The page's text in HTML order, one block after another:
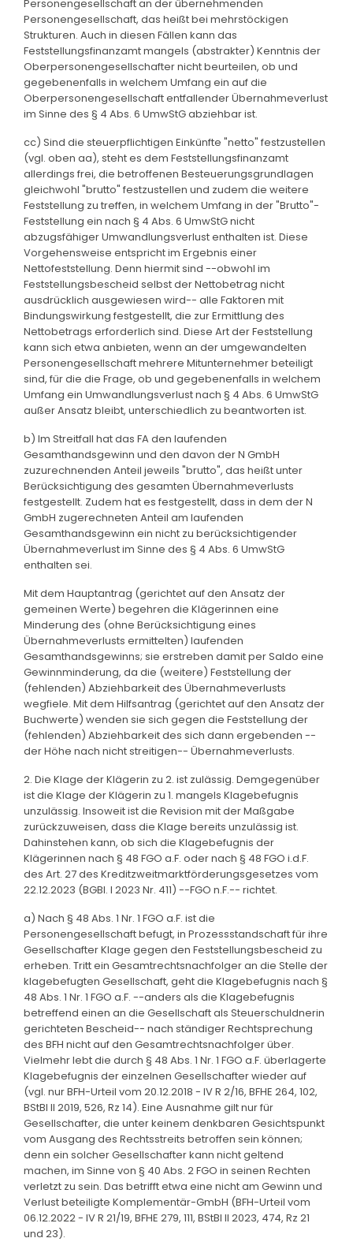
Personengesellschaft an der übernehmenden
Personengesellschaft, das heißt bei mehrstöckigen
Strukturen. Auch in diesen Fällen kann das
Feststellungsfinanzamt mangels (abstrakter) Kenntnis der
Oberpersonengesellschafter nicht beurteilen, ob und
gegebenenfalls in welchem Umfang ein auf die
Oberpersonengesellschaft entfallender Übernahmeverlust
im Sinne des § 4 Abs. 6 UmwStG abziehbar ist.
cc) Sind die steuerpflichtigen Einkünfte "netto" festzustellen
(vgl. oben aa), steht es dem Feststellungsfinanzamt
allerdings frei, die betroffenen Besteuerungsgrundlagen
gleichwohl "brutto" festzustellen und zudem die weitere
Feststellung zu treffen, in welchem Umfang in der "Brutto"-
Feststellung ein nach § 4 Abs. 6 UmwStG nicht
abzugsfähiger Umwandlungsverlust enthalten ist. Diese
Vorgehensweise entspricht im Ergebnis einer
Nettofeststellung. Denn hiermit sind --obwohl im
Feststellungsbescheid selbst der Nettobetrag nicht
ausdrücklich ausgewiesen wird-- alle Faktoren mit
Bindungswirkung festgestellt, die zur Ermittlung des
Nettobetrags erforderlich sind. Diese Art der Feststellung
kann sich etwa anbieten, wenn an der umgewandelten
Personengesellschaft mehrere Mitunternehmer beteiligt
sind, für die die Frage, ob und gegebenenfalls in welchem
Umfang ein Umwandlungsverlust nach § 4 Abs. 6 UmwStG
außer Ansatz bleibt, unterschiedlich zu beantworten ist.
b) Im Streitfall hat das FA den laufenden
Gesamthandsgewinn und den davon der N GmbH
zuzurechnenden Anteil jeweils "brutto", das heißt unter
Berücksichtigung des gesamten Übernahmeverlusts
festgestellt. Zudem hat es festgestellt, dass in dem der N
GmbH zugerechneten Anteil am laufenden
Gesamthandsgewinn ein nicht zu berücksichtigender
Übernahmeverlust im Sinne des § 4 Abs. 6 UmwStG
enthalten sei.
Mit dem Hauptantrag (gerichtet auf den Ansatz der
gemeinen Werte) begehren die Klägerinnen eine
Minderung des (ohne Berücksichtigung eines
Übernahmeverlusts ermittelten) laufenden
Gesamthandsgewinns; sie erstreben damit per Saldo eine
Gewinnminderung, da die (weitere) Feststellung der
(fehlenden) Abziehbarkeit des Übernahmeverlusts
wegfiele. Mit dem Hilfsantrag (gerichtet auf den Ansatz der
Buchwerte) wenden sie sich gegen die Feststellung der
(fehlenden) Abziehbarkeit des sich dann ergebenden --
der Höhe nach nicht streitigen-- Übernahmeverlusts.
2. Die Klage der Klägerin zu 2. ist zulässig. Demgegenüber
ist die Klage der Klägerin zu 1. mangels Klagebefugnis
unzulässig. Insoweit ist die Revision mit der Maßgabe
zurückzuweisen, dass die Klage bereits unzulässig ist.
Dahinstehen kann, ob sich die Klagebefugnis der
Klägerinnen nach § 48 FGO a.F. oder nach § 48 FGO i.d.F.
des Art. 27 des Kreditzweitmarktförderungsgesetzes vom
22.12.2023 (BGBl. I 2023 Nr. 411) --FGO n.F.-- richtet.
a) Nach § 48 Abs. 1 Nr. 1 FGO a.F. ist die
Personengesellschaft befugt, in Prozessstandschaft für ihre
Gesellschafter Klage gegen den Feststellungsbescheid zu
erheben. Tritt ein Gesamtrechtsnachfolger an die Stelle der
klagebefugten Gesellschaft, geht die Klagebefugnis nach §
48 Abs. 1 Nr. 1 FGO a.F. --anders als die Klagebefugnis
betreffend einen an die Gesellschaft als Steuerschuldnerin
gerichteten Bescheid-- nach ständiger Rechtsprechung
des BFH nicht auf den Gesamtrechtsnachfolger über.
Vielmehr lebt die durch § 48 Abs. 1 Nr. 1 FGO a.F. überlagerte
Klagebefugnis der einzelnen Gesellschafter wieder auf
(vgl. nur BFH-Urteil vom 20.12.2018 - IV R 2/16, BFHE 264, 102,
BStBl II 2019, 526, Rz 14). Eine Ausnahme gilt nur für
Gesellschafter, die unter keinem denkbaren Gesichtspunkt
vom Ausgang des Rechtsstreits betroffen sein können;
denn ein solcher Gesellschafter kann nicht geltend
machen, im Sinne von § 40 Abs. 2 FGO in seinen Rechten
verletzt zu sein. Das betrifft etwa eine nicht am Gewinn und
Verlust beteiligte Komplementär-GmbH (BFH-Urteil vom
06.12.2022 - IV R 21/19, BFHE 279, 111, BStBl II 2023, 474, Rz 21
und 23).